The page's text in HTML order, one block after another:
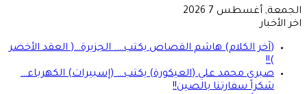
الجمعة, أغسطس 7 2026
اخر الأخبار
(آخر الكلام) هاشم القصاص يكتب…. الجزيرة…( العقد الأخضر
)!!
صبرى محمد علي (العيكورة) يكتب… (إسبيرات) الكهرباء…
شكراً سفارتنا بالصين!!